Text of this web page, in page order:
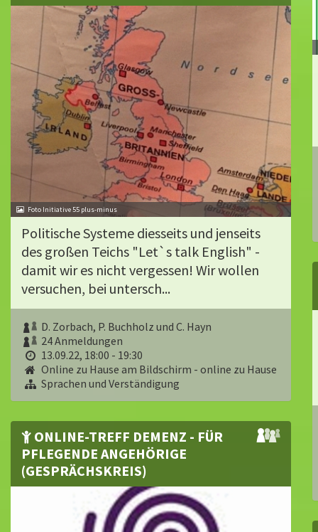
Foto Initiative 55 plus-minus
Politische Systeme diesseits und jenseits
des großen Teichs "Let`s talk English" -
damit wir es nicht vergessen! Wir wollen
versuchen, bei untersch...
D. Zorbach, P. Buchholz und C. Hayn
24 Anmeldungen
13.09.22, 18:00 - 19:30
Online zu Hause am Bildschirm - online zu Hause
Sprachen und Verständigung
ONLINE-TREFF DEMENZ - FÜR
PFLEGENDE ANGEHÖRIGE
(GESPRÄCHSKREIS)